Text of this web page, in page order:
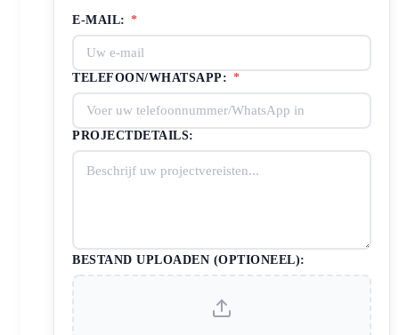
E-MAIL: *
TELEFOON/WHATSAPP: *
PROJECTDETAILS:
BESTAND UPLOADEN (OPTIONEEL):